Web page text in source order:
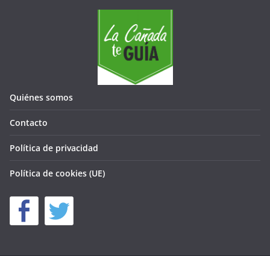
Quiénes somos
Contacto
Política de privacidad
Política de cookies (UE)